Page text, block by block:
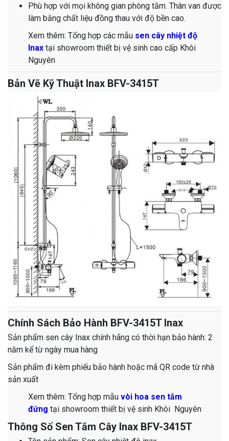
Phù hợp với mọi không gian phòng tắm. Thân van được
làm bằng chất liệu đồng thau với độ bền cao.
​​​​​​​​​​​​​​​​​​​​​​​​​​​​​​​​​​​​​​​​​​Xem thêm: Tổng hợp các mẫu sen cây nhiệt độ
Inax tại showroom thiết bị vệ sinh cao cấp Khôi
Nguyên
Bản Vẽ Kỹ Thuật Inax BFV-3415T
Chính Sách Bảo Hành BFV-3415T Inax
Sản phẩm sen cây Inax chính hãng có thời hạn bảo hành: 2
năm kể từ ngày mua hàng
Sản phẩm đi kèm phiếu bảo hành hoặc mã QR code từ nhà
sản xuất
Xem thêm: Tổng hợp mẫu vòi hoa sen tắm
đứng tại showroom thiết bị vệ sinh Khôi Nguyên
Thông Số Sen Tắm Cây Inax BFV-3415T